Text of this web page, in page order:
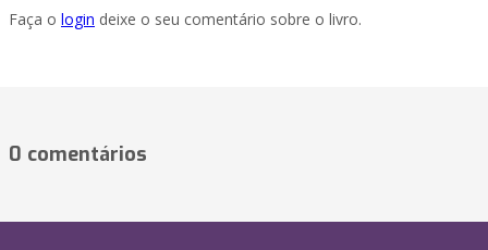
Faça o login deixe o seu comentário sobre o livro.
0 comentários